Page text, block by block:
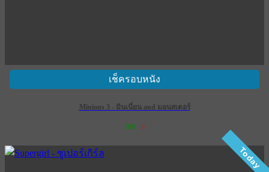
เช็ครอบหนัง
Minions 3 - มินเนี่ยน and มอนสเตอร์
208 6
Today